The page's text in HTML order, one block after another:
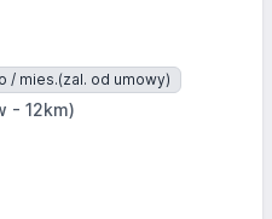
/ mies.(zal. od umowy)
- 12km)